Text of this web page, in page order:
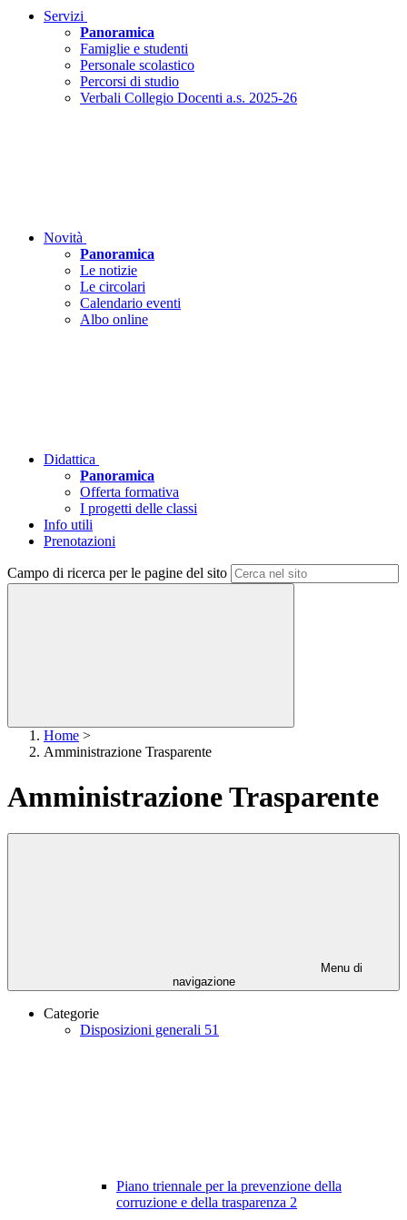
Servizi
Panoramica
Famiglie e studenti
Personale scolastico
Percorsi di studio
Verbali Collegio Docenti a.s. 2025-26
Novità
Panoramica
Le notizie
Le circolari
Calendario eventi
Albo online
Didattica
Panoramica
Offerta formativa
I progetti delle classi
Info utili
Prenotazioni
Campo di ricerca per le pagine del sito
Home >
Amministrazione Trasparente
Amministrazione Trasparente
Menu di
navigazione
Categorie
Disposizioni generali 51
Piano triennale per la prevenzione della
corruzione e della trasparenza 2